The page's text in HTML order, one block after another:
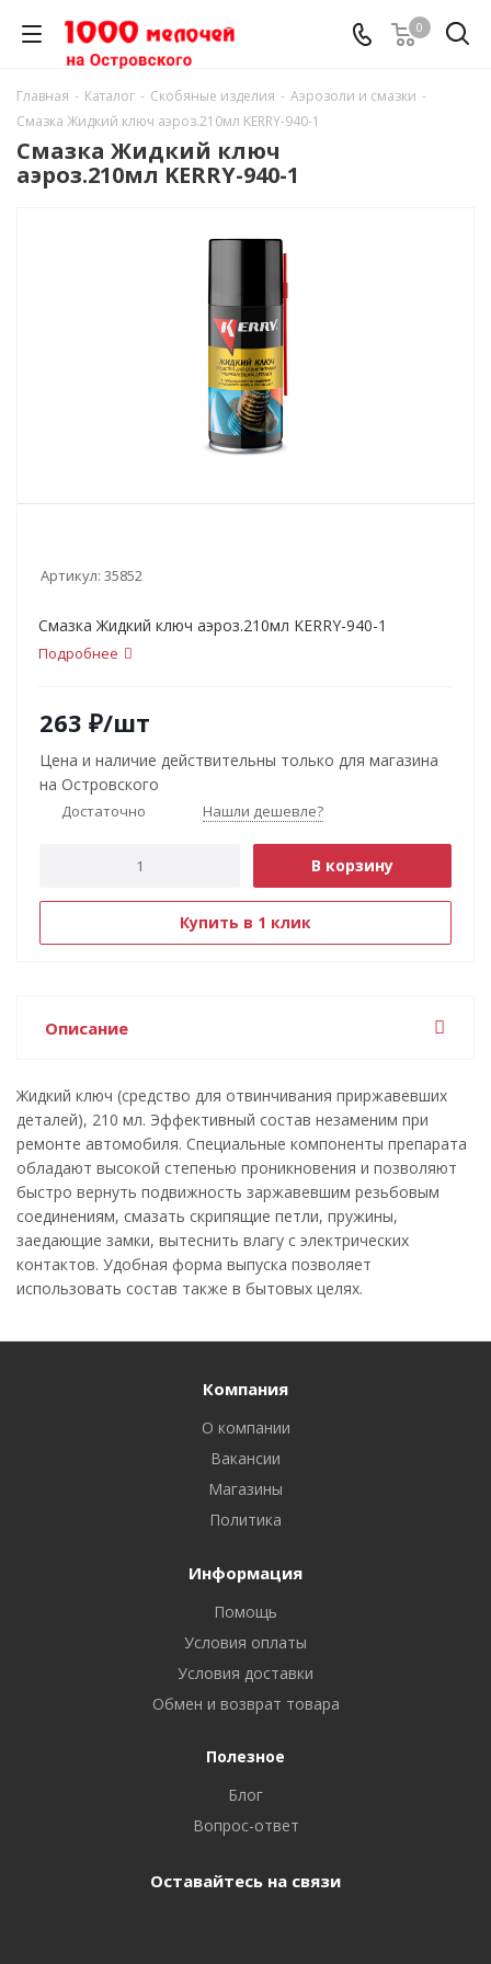
0
Главная - Каталог - Скобяные изделия - Аэрозоли и смазки -
Смазка Жидкий ключ аэроз.210мл KERRY-940-1
Смазка Жидкий ключ
аэроз.210мл KERRY-940-1
Артикул: 35852
Смазка Жидкий ключ аэроз.210мл KERRY-940-1
Подробнее
263 ₽/шт
Цена и наличие действительны только для магазина
на Островского
Достаточно Нашли дешевле?
В корзину
Купить в 1 клик
Описание
Жидкий ключ (средство для отвинчивания приржавевших
деталей), 210 мл. Эффективный состав незаменим при
ремонте автомобиля. Специальные компоненты препарата
обладают высокой степенью проникновения и позволяют
быстро вернуть подвижность заржавевшим резьбовым
соединениям, смазать скрипящие петли, пружины,
заедающие замки, вытеснить влагу с электрических
контактов. Удобная форма выпуска позволяет
использовать состав также в бытовых целях.
Компания
О компании
Вакансии
Магазины
Политика
Информация
Помощь
Условия оплаты
Условия доставки
Обмен и возврат товара
Полезное
Блог
Вопрос-ответ
Оставайтесь на связи